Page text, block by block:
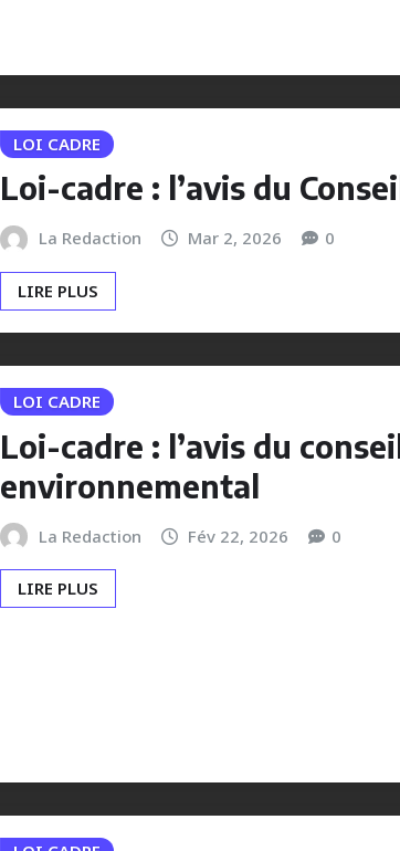
LOI CADRE
Loi-cadre : l’avis du
La Redaction Mar 2, 2026 0
LIRE PLUS
LOI CADRE
Loi-cadre : l’avis du
environnemental
La Redaction Fév 22, 2026 0
LIRE PLUS